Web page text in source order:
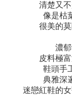
清楚又
像是枯
很美的
濃
皮料極
鞋頭手
典雅深
迷戀紅鞋的